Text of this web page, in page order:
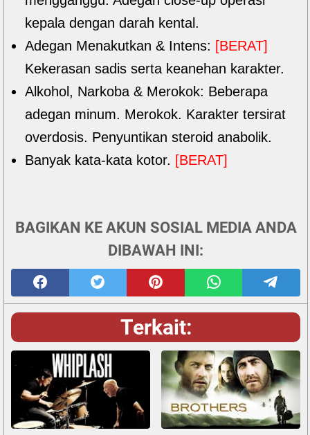
kepala dengan darah kental.
Adegan Menakutkan & Intens: [BERAT]
Kekerasan sadis serta keanehan karakter.
Alkohol, Narkoba & Merokok: Beberapa
adegan minum. Merokok. Karakter tersirat
overdosis. Penyuntikan steroid anabolik.
Banyak kata-kata kotor. [BERAT]
BAGIKAN KE AKUN SOSIAL MEDIA ANDA
DIBAWAH INI:
Terkait: